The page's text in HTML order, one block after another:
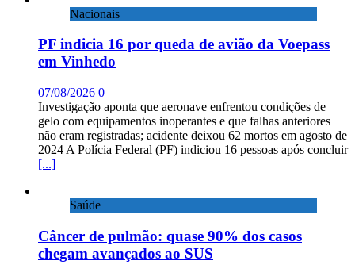
Nacionais
PF indicia 16 por queda de avião da Voepass
em Vinhedo
07/08/2026 0
Investigação aponta que aeronave enfrentou condições de
gelo com equipamentos inoperantes e que falhas anteriores
não eram registradas; acidente deixou 62 mortos em agosto de
2024 A Polícia Federal (PF) indiciou 16 pessoas após concluir
[...]
Saúde
Câncer de pulmão: quase 90% dos casos
chegam avançados ao SUS